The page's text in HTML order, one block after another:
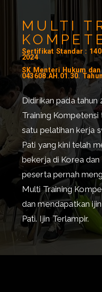
MULTI
Sertifikat Standar :
2024
SK Menteri Hukum
043608.AH.01.30.
Didirikan pada tahun
Training Kompetensi
satu pelatihan kerja
Pati yang kini telah
bekerja di Korea
peserta pernah
Multi Training
dan mendapatkan
Pati. Ijin Terlampir.